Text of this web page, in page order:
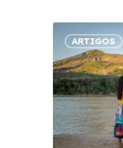
criativos:
quando
cultura,
turismo
rede
viram
ARTIGOS